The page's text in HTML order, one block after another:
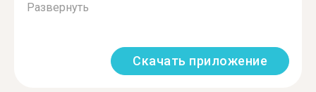
Развернуть
Скачать приложение